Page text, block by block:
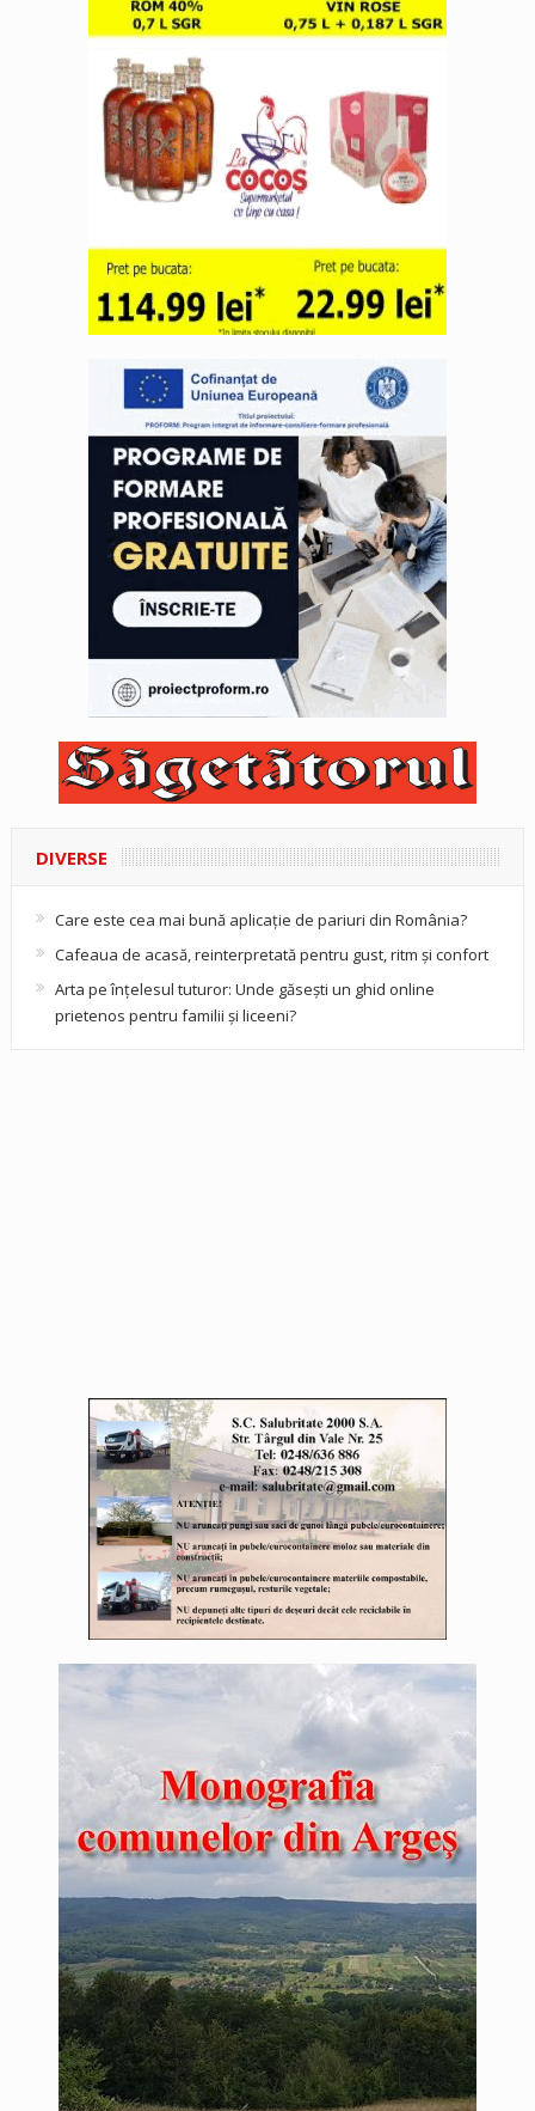
DIVERSE
Care este cea mai bună aplicație de pariuri din România?
Cafeaua de acasă, reinterpretată pentru gust, ritm și confort
Arta pe înțelesul tuturor: Unde găsești un ghid online
prietenos pentru familii și liceeni?